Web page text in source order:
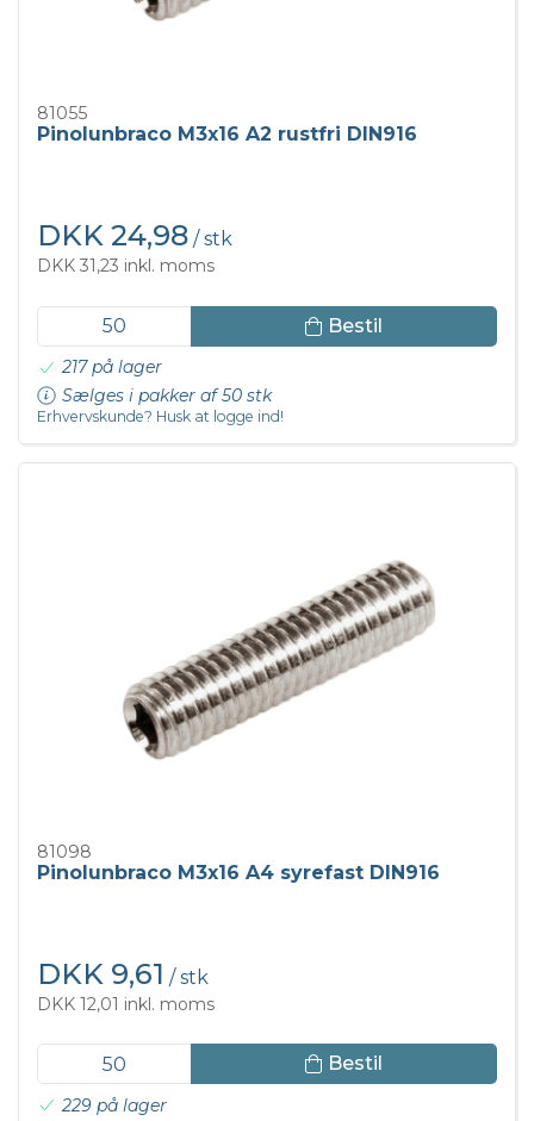
81055
Pinolunbraco M3x16 A2 rustfri DIN916
DKK 24,98 / stk
DKK 31,23 inkl. moms
Bestil
217 på lager
Sælges i pakker af 50 stk
Erhvervskunde? Husk at logge ind!
81098
Pinolunbraco M3x16 A4 syrefast DIN916
DKK 9,61 / stk
DKK 12,01 inkl. moms
Bestil
229 på lager